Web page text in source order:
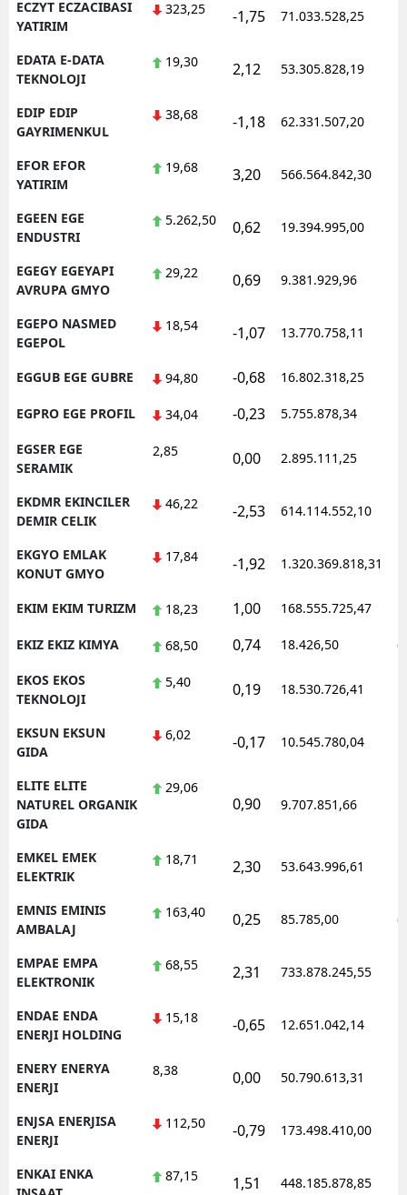
ECZYT ECZACIBASI
YATIRIM
323,25 -1,75 71.033.528,25
EDATA E-DATA
TEKNOLOJI
19,30 2,12 53.305.828,19
EDIP EDIP
GAYRIMENKUL
38,68 -1,18 62.331.507,20
EFOR EFOR
YATIRIM
19,68 3,20 566.564.842,30
EGEEN EGE
ENDUSTRI
5.262,50 0,62 19.394.995,00
EGEGY EGEYAPI
AVRUPA GMYO
29,22 0,69 9.381.929,96
EGEPO NASMED
EGEPOL
18,54 -1,07 13.770.758,11
EGGUB EGE GUBRE 94,80 -0,68 16.802.318,25
EGPRO EGE PROFIL 34,04 -0,23 5.755.878,34
EGSER EGE
SERAMIK
2,85 0,00 2.895.111,25
EKDMR EKINCILER
DEMIR CELIK
46,22 -2,53 614.114.552,10
EKGYO EMLAK
KONUT GMYO
17,84 -1,92 1.320.369.818,31
EKIM EKIM TURIZM 18,23 1,00 168.555.725,47
EKIZ EKIZ KIMYA 68,50 0,74 18.426,50
EKOS EKOS
TEKNOLOJI
5,40 0,19 18.530.726,41
EKSUN EKSUN
GIDA
6,02 -0,17 10.545.780,04
ELITE ELITE
NATUREL ORGANIK
GIDA
29,06
0,90 9.707.851,66
EMKEL EMEK
ELEKTRIK
18,71 2,30 53.643.996,61
EMNIS EMINIS
AMBALAJ
163,40 0,25 85.785,00
EMPAE EMPA
ELEKTRONIK
68,55 2,31 733.878.245,55
ENDAE ENDA
ENERJI HOLDING
15,18 -0,65 12.651.042,14
ENERY ENERYA
ENERJI
8,38 0,00 50.790.613,31
ENJSA ENERJISA
ENERJI
112,50 -0,79 173.498.410,00
ENKAI ENKA
87,15 1,51 448.185.878,85